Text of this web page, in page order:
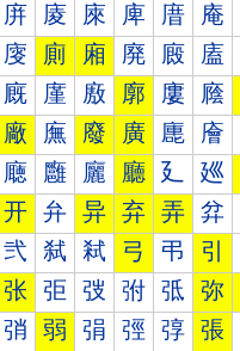
庰 庱 庲 庳 庴 庵
廀 廁 廂 廃 廄 廅
廐 廑 廒 廓 廔 廕
廠 廡 廢 廣 廤 廥
廰 廱 廲 廳 廴 廵
开 弁 异 弃 弄 弅
弐 弑 弒 弓 弔 引
张 弡 弢 弣 弤 弥
弰 弱 弲 弳 弴 張